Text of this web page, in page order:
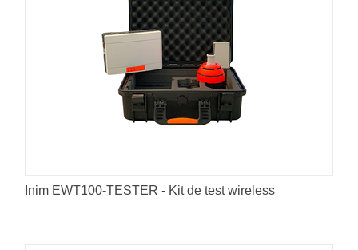
Inim EWT100-TESTER - Kit de test wireless